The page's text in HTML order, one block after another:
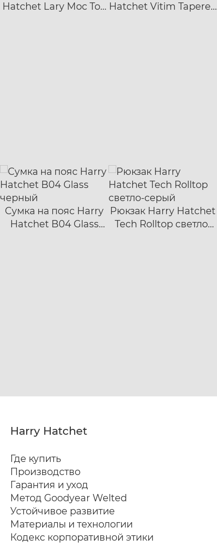
Hatchet Lary Moc Toe
43
44 45 46 47
Hatchet Vitim Tapered
29/30
30/30
31/30
Сумка на пояс Harry
Hatchet B04 Glass
Рюкзак Harry Hatchet
Tech Rolltop светло-
Harry Hatchet
Где купить
Производство
Гарантия и уход
Метод Goodyear Welted
Устойчивое развитие
Материалы и технологии
Кодекс корпоративной этики